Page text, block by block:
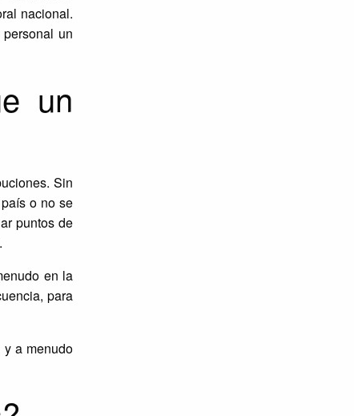
nacional.
un
un
Sin
o no se
puntos de
en la
para
a menudo